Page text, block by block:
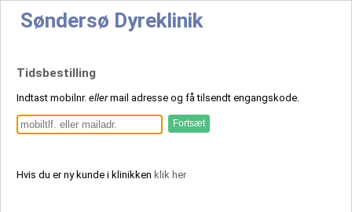
Søndersø Dyreklinik
Tidsbestilling
Indtast mobilnr. ellermail adresse og få tilsendt engangskode.
Hvis du er ny kunde i klinikken klik her